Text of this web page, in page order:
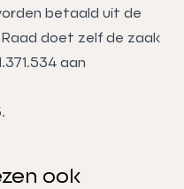
betaald uit de
doet zelf de zaak
aan
ook